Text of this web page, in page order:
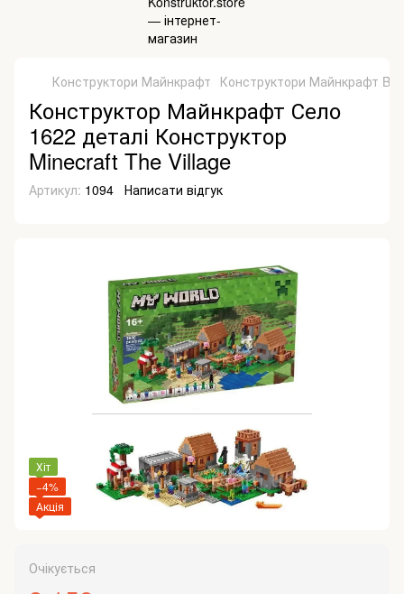
Конструктори Майнкрафт Конструктори Майнкрафт
Конструктор Майнкрафт Село
1622 деталі Конструктор
Minecraft The Village
Артикул: 1094 Написати відгук
Хіт
−4%
Акція
Очікується